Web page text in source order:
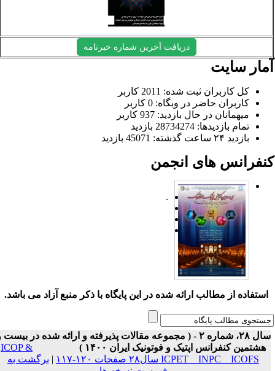
دریافت آخرین شماره خبرنامه
سایت
کل کاربران ثبت شده: 2011 کاربر
کاربران حاضر در وبگاه: 0 کاربر
میهمانان در حال بازدید: 937 کاربر
تمام بازدید‌ها: 28734274 بازدید
بازدید ۲۴ ساعت گذشته: 45071 بازدید
های انجمن
.
استفاده از مطالب ارائه شده در این پایگاه با ذکر منبع آزاد می باشد.
سال ۲۸، شماره ۲ - ( مجموعه مقالات پذیرفته و ارائه شده در بیست و
هشتمین کنفرانس اپتیک و فوتونیک ایران ۱۴۰۰ )
ICOP &
ICPET _ INPC _ ICOFS سال۲۸ صفحات ۱۲۰-۱۱۷
| برگشت به